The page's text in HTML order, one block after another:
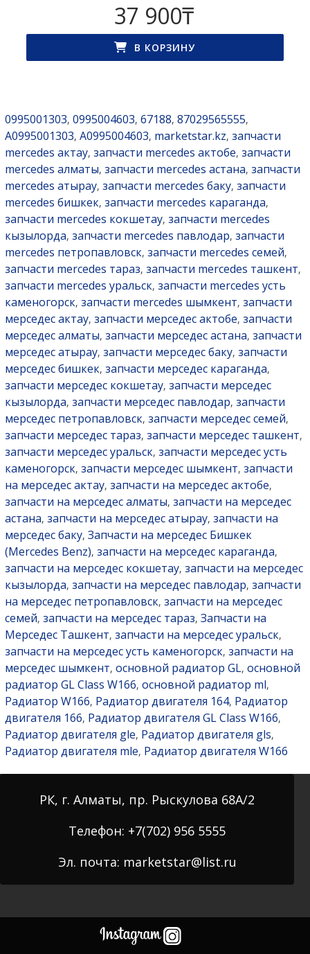
37 900₸
В КОРЗИНУ
0995001303, 0995004603, 67188, 87029565555,
A0995001303, A0995004603, marketstar.kz, запчасти
mercedes актау, запчасти mercedes актобе, запчасти
mercedes алматы, запчасти mercedes астана, запчасти
mercedes атырау, запчасти mercedes баку, запчасти
mercedes бишкек, запчасти mercedes караганда,
запчасти mercedes кокшетау, запчасти mercedes
кызылорда, запчасти mercedes павлодар, запчасти
mercedes петропавловск, запчасти mercedes семей,
запчасти mercedes тараз, запчасти mercedes ташкент,
запчасти mercedes уральск, запчасти mercedes усть
каменогорск, запчасти mercedes шымкент, запчасти
мерседес актау, запчасти мерседес актобе, запчасти
мерседес алматы, запчасти мерседес астана, запчасти
мерседес атырау, запчасти мерседес баку, запчасти
мерседес бишкек, запчасти мерседес караганда,
запчасти мерседес кокшетау, запчасти мерседес
кызылорда, запчасти мерседес павлодар, запчасти
мерседес петропавловск, запчасти мерседес семей,
запчасти мерседес тараз, запчасти мерседес ташкент,
запчасти мерседес уральск, запчасти мерседес усть
каменогорск, запчасти мерседес шымкент, запчасти
на мерседес актау, запчасти на мерседес актобе,
запчасти на мерседес алматы, запчасти на мерседес
астана, запчасти на мерседес атырау, запчасти на
мерседес баку, Запчасти на мерседес Бишкек
(Mercedes Benz), запчасти на мерседес караганда,
запчасти на мерседес кокшетау, запчасти на мерседес
кызылорда, запчасти на мерседес павлодар, запчасти
на мерседес петропавловск, запчасти на мерседес
семей, запчасти на мерседес тараз, Запчасти на
Мерседес Ташкент, запчасти на мерседес уральск,
запчасти на мерседес усть каменогорск, запчасти на
мерседес шымкент, основной радиатор GL, основной
радиатор GL Class W166, основной радиатор ml,
Радиатор W166, Радиатор двигателя 164, Радиатор
двигателя 166, Радиатор двигателя GL Class W166,
Радиатор двигателя gle, Радиатор двигателя gls,
Радиатор двигателя mle, Радиатор двигателя W166
РК, г. Алматы, пр. Рыскулова 68А/2
Телефон: +7(702) 956 5555
Эл. почта: marketstar@list.ru